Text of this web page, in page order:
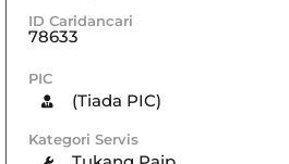
ID Caridancari
78633
PIC
(Tiada PIC)
Kategori Servis